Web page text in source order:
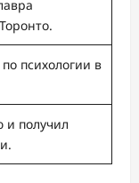
психологии в
и получил